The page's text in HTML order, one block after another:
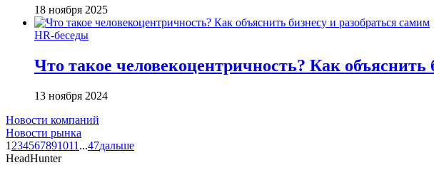
18 ноября 2025
HR-беседы
Что такое человеко­центричность? Как объяснить
13 ноября 2024
Новости компаний
Новости рынка
1 234567891011 ...47дальше
HeadHunter